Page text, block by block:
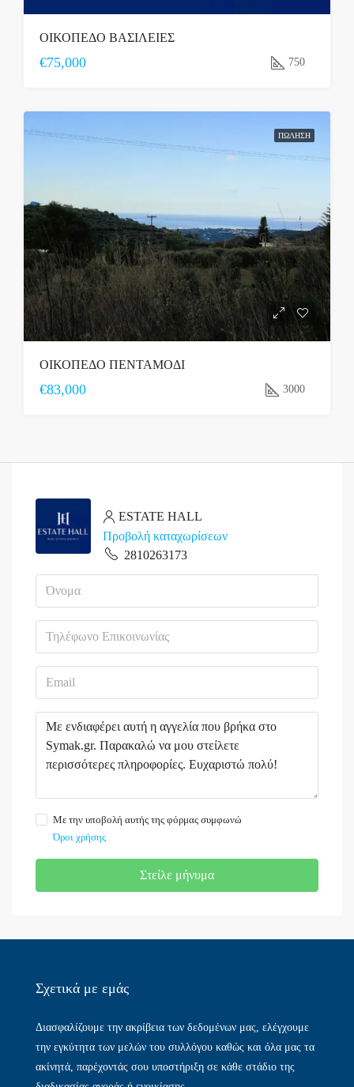
ΟΙΚΟΠΕΔΟ ΒΑΣΙΛΕΙΕΣ
€75,000 750
ΠΏΛΗΣΗ
ΟΙΚΟΠΕΔΟ ΠΕΝΤΑΜΟΔΙ
€83,000 3000
ESTATE HALL
Προβολή καταχωρίσεων
2810263173
Με την υποβολή αυτής της φόρμας συμφωνώ
Όροι χρήσης
Στείλε μήνυμα
Σχετικά με εμάς​
Διασφαλίζουμε την ακρίβεια των δεδομένων μας, ελέγχουμε
την εγκύτητα των μελών του συλλόγου καθώς και όλα μας τα
ακίνητά, παρέχοντάς σου υποστήριξη σε κάθε στάδιο της